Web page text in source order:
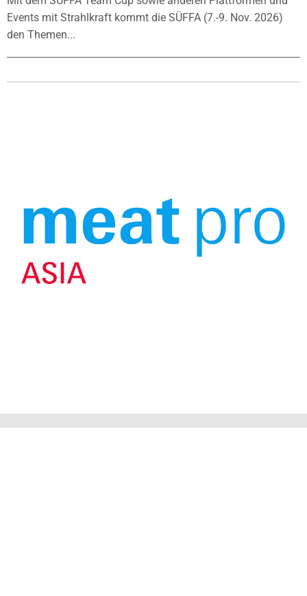
Events mit Strahlkraft kommt die SÜFFA (7.-9. Nov. 2026)
den Themen...